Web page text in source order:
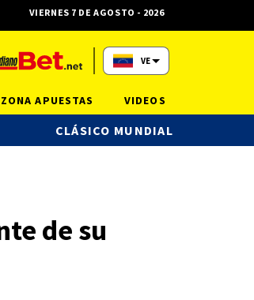
de su
VIERNES 7 DE AGOSTO - 2026
VE
CLÁSICO MUNDIAL
ZONA APUESTAS VIDEOS